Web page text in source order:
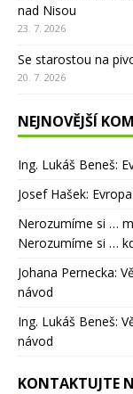
nad Nisou
23. 7. 2026
Se starostou na
20. 7. 2026
NEJNOVĚJŠÍ
Ing. Lukáš Beneš:
Josef Hašek:
Nerozumíme si …
Nerozumíme si …
Johana Pernecka:
návod
Ing. Lukáš Beneš:
návod
KONTAKTUJTE